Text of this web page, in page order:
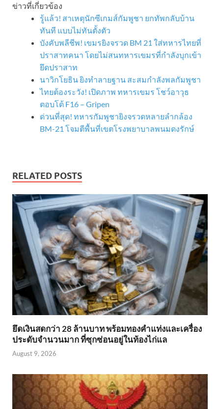
ข่าวที่เกี่ยวข้อง
รู้แล้ว! สาเหตุนักซีเกมส์กัมพูชา ยกทัพกลับบ้าน
ทันที แบบไม่ทันตั้งตัว
บังคับพลีชีพ! เขมรยิงจรวด BM 21 ใส่ทหารไทยที่
ปราสาทคนา โดยไม่สนทหารเขมรที่กำลังบุกเข้า
ยึดปราสาท
นาวิกโยธิน ยิงทำลายฐาน สะสมกำลังพลกัมพูชา
ไทยต้องระวัง! เปิดภาพ ทหารเขมร โชว์อาวุธ
ตอบโต้ F16 – Gripen
ด่วนที่สุด! ทหารกัมพูชายิงจรวดหลายลำกล้อง
BM-21 โจมตีพื้นที่เขตโรงพยาบาลพนมดงรักษ์
RELATED POSTS
ยึดเงินสดกว่า 28 ล้านบาท พร้อมทองคำแท่งและเครื่อง
ประดับจำนวนมาก ที่ซุกซ่อนอยู่ในท้องไก่แล
August 9, 2026